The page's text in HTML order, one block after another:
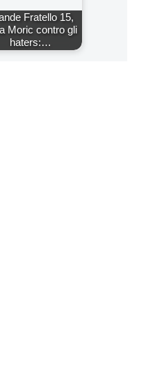
Fratello 15,
Moric contro gli
haters:…